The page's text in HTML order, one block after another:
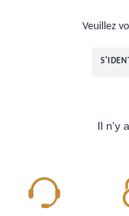
Veuillez
Il n'y